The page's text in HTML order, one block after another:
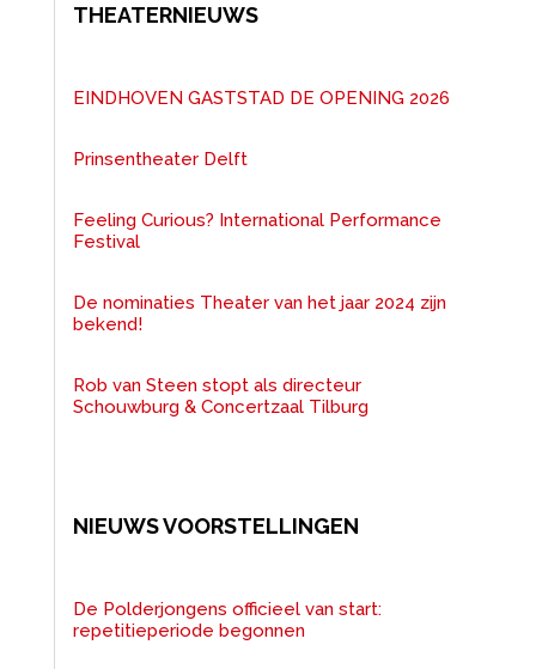
THEATERNIEUWS
EINDHOVEN GASTSTAD DE OPENING 2026
Prinsentheater Delft
Feeling Curious? International Performance
Festival
De nominaties Theater van het jaar 2024 zijn
bekend!
Rob van Steen stopt als directeur
Schouwburg & Concertzaal Tilburg
NIEUWS VOORSTELLINGEN
De Polderjongens officieel van start:
repetitieperiode begonnen